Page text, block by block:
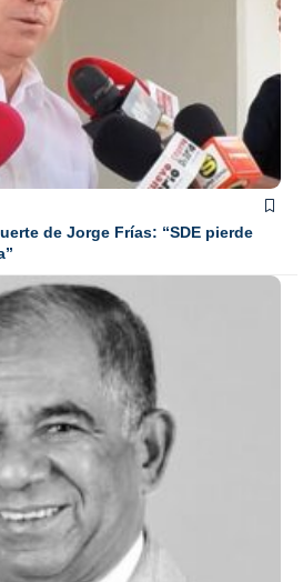
de Jorge Frías: “SDE pierde